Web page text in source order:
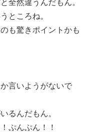
全然違うんだもん。
ところね。
も驚きポイントかも
言いようがないで
るんだもん。
ぷんぷん！！